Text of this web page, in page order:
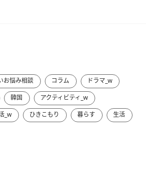
お悩み相談 コラム
ドラマ_w
韓国
アクティビティ_w
_w ひきこもり 暮らす 生活